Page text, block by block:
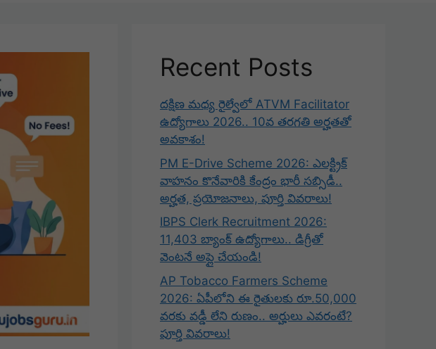
Recent Posts
దక్షిణ మధ్య రైల్వేలో ATVM Facilitator
ఉద్యోగాలు 2026.. 10వ తరగతి అర్హతతో
అవకాశం!
PM E-Drive Scheme 2026: ఎలక్ట్రిక్
వాహనం కొనేవారికి కేంద్రం భారీ సబ్సిడీ..
అర్హత, ప్రయోజనాలు, పూర్తి వివరాలు!
IBPS Clerk Recruitment 2026:
11,403 బ్యాంక్ ఉద్యోగాలు.. డిగ్రీతో
వెంటనే అప్లై చేయండి!
AP Tobacco Farmers Scheme
2026: ఏపీలోని ఈ రైతులకు రూ.50,000
వరకు వడ్డీ లేని రుణం.. అర్హులు ఎవరంటే?
పూర్తి వివరాలు!